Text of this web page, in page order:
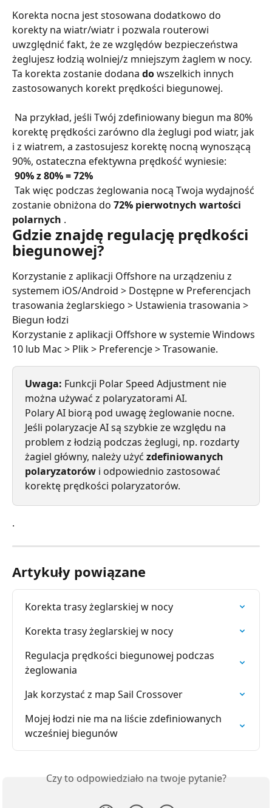
Korekta nocna jest stosowana dodatkowo do
korekty na wiatr/wiatr i pozwala routerowi
uwzględnić fakt, że ze względów bezpieczeństwa
żeglujesz łodzią wolniej/z mniejszym żaglem w nocy.
Ta korekta zostanie dodana do wszelkich innych
zastosowanych korekt prędkości biegunowej.
korektę prędkości zarówno dla żeglugi pod wiatr, jak
i z wiatrem, a zastosujesz korektę nocną wynoszącą
90%, ostateczna efektywna prędkość wyniesie:
90% z 80% = 72%
zostanie obniżona do 72% pierwotnych wartości
polarnych .
Gdzie znajdę regulację prędkości
biegunowej?
Korzystanie z aplikacji Offshore na urządzeniu z
systemem iOS/Android > Dostępne w Preferencjach
trasowania żeglarskiego > Ustawienia trasowania >
Biegun łodzi
Korzystanie z aplikacji Offshore w systemie Windows
10 lub Mac > Plik > Preferencje > Trasowanie.
Uwaga: Funkcji Polar Speed ​​Adjustment nie
można używać z polaryzatorami AI.
Polary AI biorą pod uwagę żeglowanie nocne.
Jeśli polaryzacje AI są szybkie ze względu na
problem z łodzią podczas żeglugi, np. rozdarty
żagiel główny, należy użyć zdefiniowanych
polaryzatorów i odpowiednio zastosować
korektę prędkości polaryzatorów.
.
Artykuły powiązane
Korekta trasy żeglarskiej w nocy
Korekta trasy żeglarskiej w nocy
Regulacja prędkości biegunowej podczas
żeglowania
Jak korzystać z map Sail Crossover
Mojej łodzi nie ma na liście zdefiniowanych
wcześniej biegunów
Czy to odpowiedziało na twoje pytanie?